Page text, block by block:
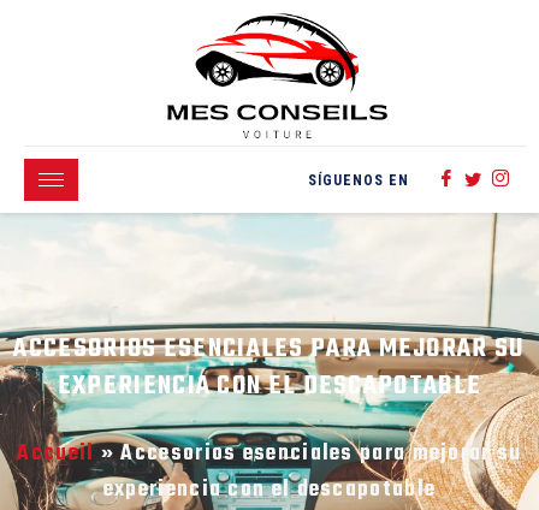
SÍGUENOS EN
ACCESORIOS ESENCIALES PARA MEJORAR SU
EXPERIENCIA CON EL DESCAPOTABLE
Accueil»Accesorios esenciales para mejorar su
experiencia con el descapotable